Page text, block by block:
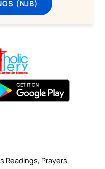
(NJB)
Readings, Prayers,